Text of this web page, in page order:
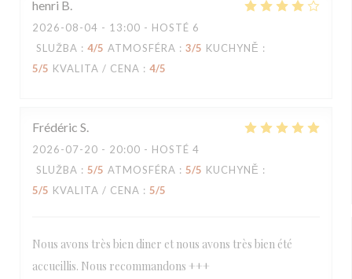
henri B
2026-08-04 - 13:00 - HOSTÉ 6
SLUŽBA : 4/5 ATMOSFÉRA : 3/5 KUCHYNĚ :
5/5 KVALITA / CENA : 4/5
Frédéric S
2026-07-20 - 20:00 - HOSTÉ 4
SLUŽBA : 5/5 ATMOSFÉRA : 5/5 KUCHYNĚ :
5/5 KVALITA / CENA : 5/5
Nous avons très bien diner et nous avons très bien été
accueillis. Nous recommandons +++